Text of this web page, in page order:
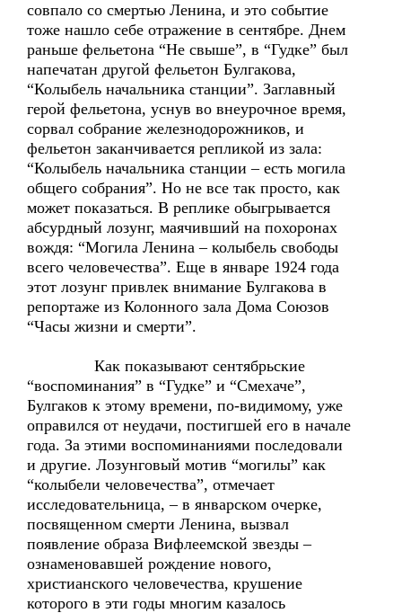
совпало со смертью Ленина, и это событие
тоже нашло себе отражение в сентябре. Днем
раньше фельетона “Не свыше”, в “Гудке” был
напечатан другой фельетон Булгакова,
“Колыбель начальника станции”. Заглавный
герой фельетона, уснув во внеурочное время,
сорвал собрание железнодорожников, и
фельетон заканчивается репликой из зала:
“Колыбель начальника станции – есть могила
общего собрания”. Но не все так просто, как
может показаться. В реплике обыгрывается
абсурдный лозунг, маячивший на похоронах
вождя: “Могила Ленина – колыбель свободы
всего человечества”. Еще в январе 1924 года
этот лозунг привлек внимание Булгакова в
репортаже из Колонного зала Дома Союзов
“Часы жизни и смерти”.
Как показывают сентябрьские
“воспоминания” в “Гудке” и “Смехаче”,
Булгаков к этому времени, по-видимому, уже
оправился от неудачи, постигшей его в начале
года. За этими воспоминаниями последовали
и другие. Лозунговый мотив “могилы” как
“колыбели человечества”, отмечает
исследовательница, – в январском очерке,
посвященном смерти Ленина, вызвал
появление образа Вифлеемской звезды –
ознаменовавшей рождение нового,
христианского человечества, крушение
которого в эти годы многим казалось